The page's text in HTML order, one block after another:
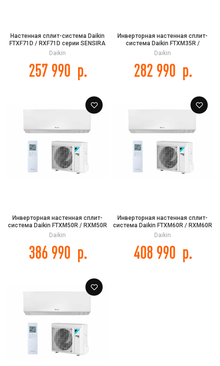
Настенная сплит-система Daikin
FTXF71D / RXF71D серии SENSIRA
Daikin
257 990 р.
Инверторная настенная сплит-
система Daikin FTXM35R /
RXM35R9 серии PERFERA
Daikin
282 990 р.
Инверторная настенная сплит-
система Daikin FTXM50R / RXM50R
серии PERFERA
Daikin
386 990 р.
Инверторная настенная сплит-
система Daikin FTXM60R / RXM60R
серии PERFERA
Daikin
408 990 р.